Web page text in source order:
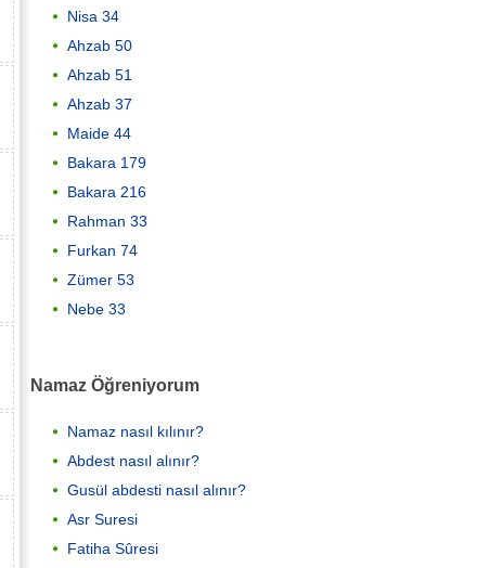
Nisa 34
Ahzab 50
Ahzab 51
Ahzab 37
Maide 44
Bakara 179
Bakara 216
Rahman 33
Furkan 74
Zümer 53
Nebe 33
Namaz Öğreniyorum
Namaz nasıl kılınır?
Abdest nasıl alınır?
Gusül abdesti nasıl alınır?
Asr Suresi
Fatiha Sûresi